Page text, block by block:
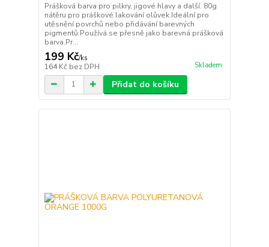
Prášková barva pro pilkry, jigové hlavy a další. 80g
nátěru pro práškové lakování olůvek.Ideální pro
utěsnění povrchů nebo přidávání barevných
pigmentů.Používá se přesně jako barevná prášková
barva.Pr...
199 Kč/ks
164 Kč bez DPH Skladem
Přidat do košíku